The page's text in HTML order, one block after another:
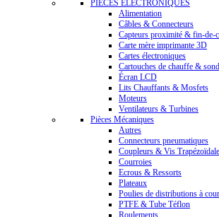
PIÈCES ÉLECTRONIQUES
Alimentation
Câbles & Connecteurs
Capteurs proximité & fin-de-
Carte mère imprimante 3D
Cartes électroniques
Cartouches de chauffe &
Écran LCD
Lits Chauffants & Mosfets
Moteurs
Ventilateurs & Turbines
Pièces Mécaniques
Autres
Connecteurs pneumatiques
Coupleurs & Vis Trapézoïdale
Courroies
Ecrous & Ressorts
Plateaux
Poulies de distributions à
PTFE & Tube Téflon
Roulements